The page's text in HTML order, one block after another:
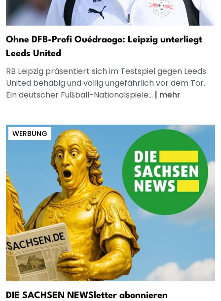
Ohne DFB-Profi Ouédraogo: Leipzig unterliegt
Leeds United
RB Leipzig präsentiert sich im Testspiel gegen Leeds
United behäbig und völlig ungefährlich vor dem Tor.
Ein deutscher Fußball-Nationalspiele... | mehr
WERBUNG
DIE SACHSEN NEWSletter abonnieren